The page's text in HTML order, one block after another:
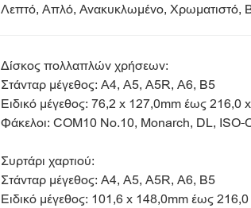
Λεπτό, Απλό, Ανακυκλωμένο, Χρωματιστό,
Δίσκος πολλαπλών χρήσεων:
Στάνταρ μέγεθος: A4, A5, A5R, A6, B5
Ειδικό μέγεθος: 76,2 x 127,0mm έως 216,0
Φάκελοι: COM10 No.10, Monarch, DL, ISO-
Συρτάρι χαρτιού:
Στάνταρ μέγεθος: A4, A5, A5R, A6, B5
Ειδικό μέγεθος: 101,6 x 148,0mm έως